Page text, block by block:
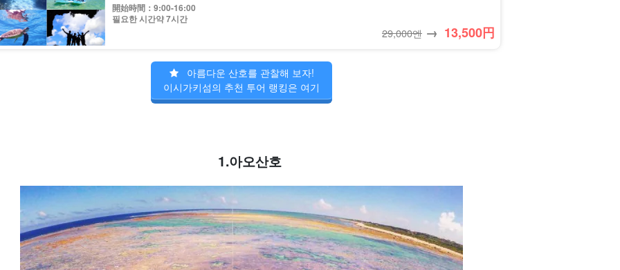
開始時間：9:00-16:00
필요한 시간약 7시간
29,000엔 → 13,500円
아름다운 산호를 관찰해 보자!
이시가키섬의 추천 투어 랭킹은 여기
1.아오산호